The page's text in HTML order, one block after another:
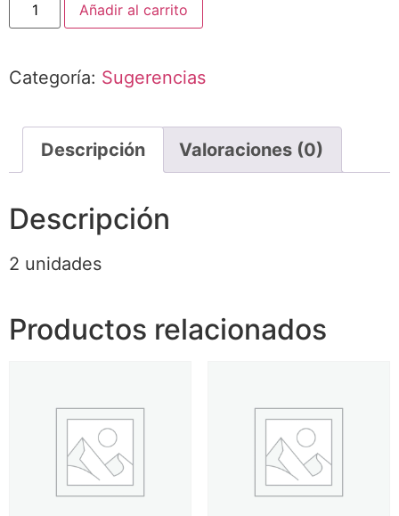
Añadir al carrito
Categoría: Sugerencias
Descripción Valoraciones (0)
Descripción
2 unidades
Productos relacionados